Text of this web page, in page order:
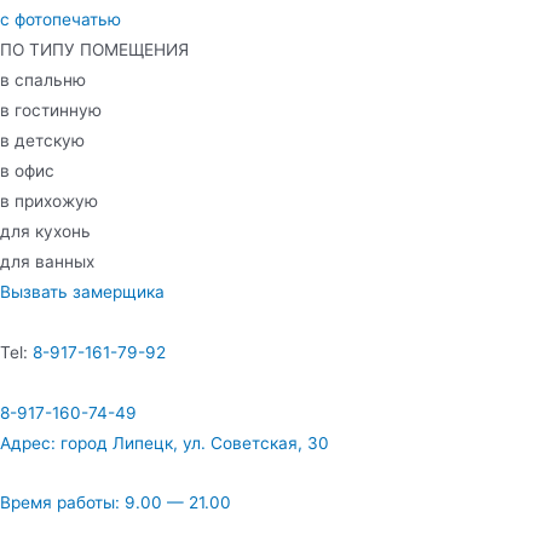
с фотопечатью
ПО ТИПУ ПОМЕЩЕНИЯ
в спальню
в гостинную
в детскую
в офис
в прихожую
для кухонь
для ванных
Вызвать замерщика
Tel: 8-917-161-79-92
8-917-160-74-49
Адрес: город Липецк, ул. Советская, 30
Время работы: 9.00 — 21.00